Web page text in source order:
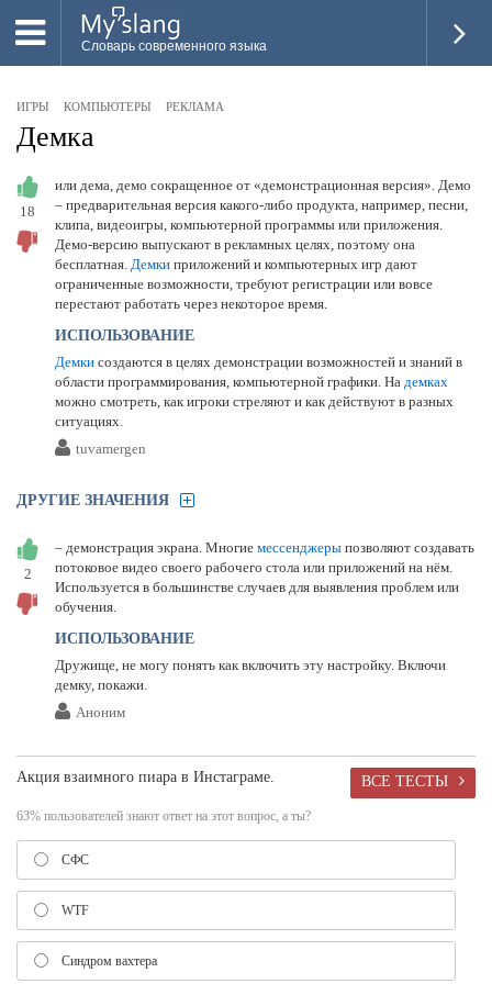
Словарь современного языка
НОВОЕ
ПОПУЛЯРНОЕ
ПРОВЕРИТЬ ЗНАНИЯ
ДОБАВИТЬ СЛОВО
ПРОСВЕТИТЕЛИ
ВОЙТИ
ИГРЫ КОМПЬЮТЕРЫ РЕКЛАМА
Демка
18
или дема, демо сокращенное от «демонстрационная версия». Демо
– предварительная версия какого-либо продукта, например, песни,
клипа, видеоигры, компьютерной программы или приложения.
Демо-версию выпускают в рекламных целях, поэтому она
бесплатная. Демки приложений и компьютерных игр дают
ограниченные возможности, требуют регистрации или вовсе
перестают работать через некоторое время.
ИСПОЛЬЗОВАНИЕ
Демки создаются в целях демонстрации возможностей и знаний в
области программирования, компьютерной графики. На демках
можно смотреть, как игроки стреляют и как действуют в разных
ситуациях.
tuvamergen
ДРУГИЕ ЗНАЧЕНИЯ
2
– демонстрация экрана. Многие мессенджеры позволяют создавать
потоковое видео своего рабочего стола или приложений на нём.
Используется в большинстве случаев для выявления проблем или
обучения.
ИСПОЛЬЗОВАНИЕ
Дружище, не могу понять как включить эту настройку. Включи
демку, покажи.
Аноним
ВСЕ ТЕСТЫ
Акция взаимного пиара в Инстаграме.
63% пользователей знают ответ на этот вопрос, а ты?
СФС
WTF
Синдром вахтера